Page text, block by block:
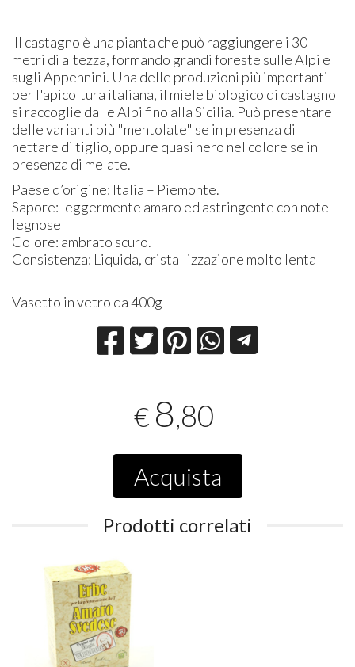
Il castagno è una pianta che può raggiungere i 30
metri di altezza, formando grandi foreste sulle Alpi e
sugli Appennini. Una delle produzioni più importanti
per l'apicoltura italiana, il miele biologico di castagno
si raccoglie dalle Alpi fino alla Sicilia. Può presentare
delle varianti più "mentolate" se in presenza di
nettare di tiglio, oppure quasi nero nel colore se in
presenza di melate.
Paese d’origine: Italia – Piemonte.
Sapore: leggermente amaro ed astringente con note
legnose
Colore: ambrato scuro.
Consistenza: Liquida, cristallizzazione molto lenta
Vasetto in vetro da 400g
€ 8,80
Acquista
Prodotti correlati